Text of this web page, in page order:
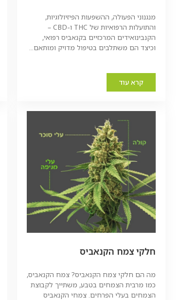
מנגנוני הפעולה, ההשפעות הפיזיולוגיות,
והתועלות הרפואיות של THC ו-CBD –
הקנבינואידים המרכזיים בקנאביס רפואי,
וכיצד הם משתלבים בטיפול מדויק ומותאם...
קרא עוד
חלקי צמח הקנאביס
מה הם חלקי צמח הקנאביס? צמח הקנאביס,
כמו מרבית הצמחים בטבע, משתייך לקבוצת
הצמחים בעלי הפרחים. צמחי הקנאביס